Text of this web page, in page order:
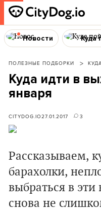
Новости Куда
ПОЛЕЗНЫЕ ПОДБОРКИ
Куда идти в
января
CITYDOG.IO27.01.2017 3
Рассказываем,
барахолки,
выбраться в
снова не